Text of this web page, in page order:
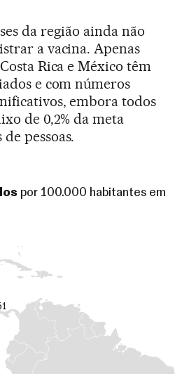
da região ainda não
a vacina. Apenas
Rica e México têm
e com números
embora todos
de 0,2% da meta
pessoas.